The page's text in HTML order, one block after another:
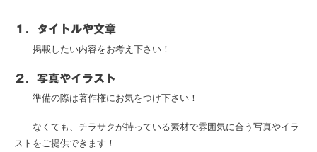
１．タイトルや文章
掲載したい内容をお考え下さい！
２．写真やイラスト
準備の際は著作権にお気をつけ下さい！
なくても、チラサクが持っている素材で雰囲気に合う写真やイラ
ストをご提供できます！